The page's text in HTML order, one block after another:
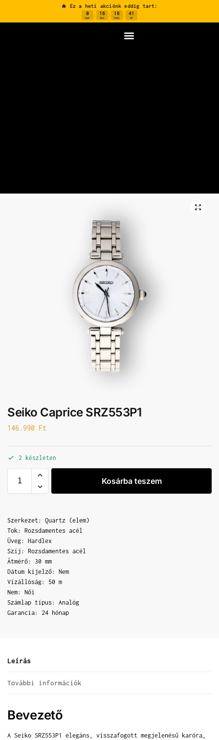
🔥 Ez a heti akciónk eddig tart:
0
NAP
: 16
ÓRA
: 16
PERC
: 41
MP
Seiko Caprice SRZ553P1
146.990 Ft
2 készleten
Kosárba teszem
Szerkezet: Quartz (elem)
Tok: Rozsdamentes acél
Üveg: Hardlex
Szíj: Rozsdamentes acél
Átmérő: 30 mm
Dátum kijelző: Nem
Vízállóság: 50 m
Nem: Női
Számlap típus: Analóg
Garancia: 24 hónap
Leírás
További információk
Bevezető
A Seiko SRZ553P1 elegáns, visszafogott megjelenésű karóra,